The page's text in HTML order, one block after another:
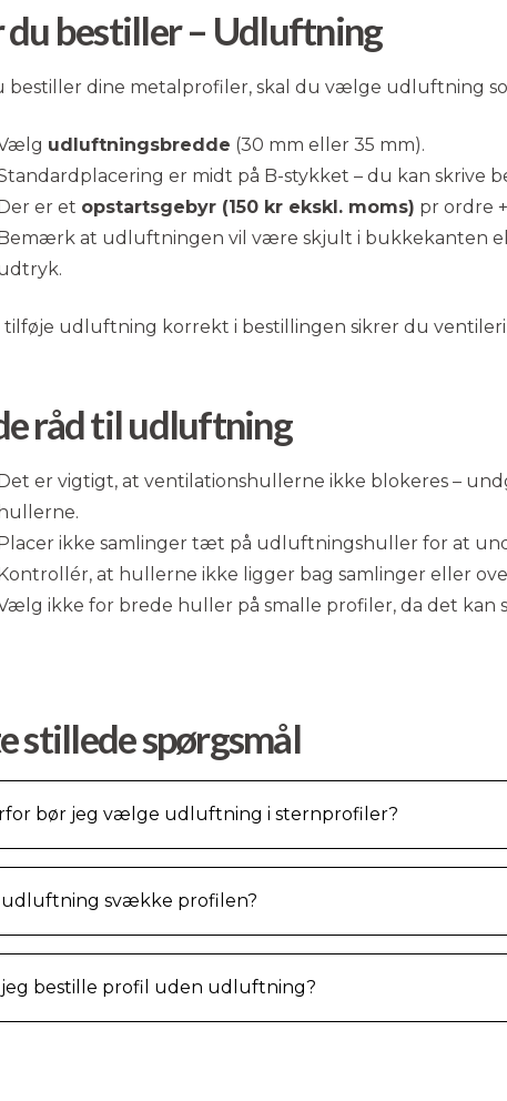
du bestiller – Udluftning
bestiller dine metalprofiler, skal du vælge udluftning
udluftningsbredde (30 mm eller 35 mm).
er midt på B-stykket – du kan skrive
er et opstartsgebyr (150 kr ekskl. moms) pr ordre +
at udluftningen vil være skjult i bukkekanten
tilføje udluftning korrekt i bestillingen sikrer du
råd til udluftning
er vigtigt, at ventilationshullerne ikke blokeres –
hullerne.
ikke samlinger tæt på udluftningshuller for at
at hullerne ikke ligger bag samlinger eller
ikke for brede huller på smalle profiler, da det
stillede spørgsmål
bør jeg vælge udluftning i sternprofiler?
udluftning svække profilen?
jeg bestille profil uden udluftning?